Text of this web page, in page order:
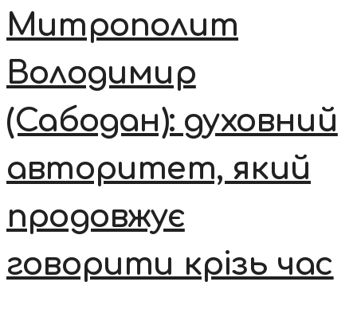
Митрополит
Володимир
(Сабодан): духовний
авторитет, який
продовжує
говорити крізь час